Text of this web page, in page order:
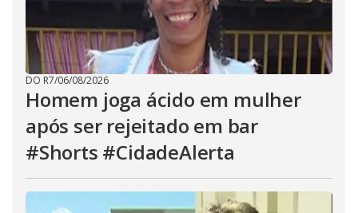
DO R7/06/08/2026
Homem joga ácido em mulher
após ser rejeitado em bar
#Shorts #CidadeAlerta